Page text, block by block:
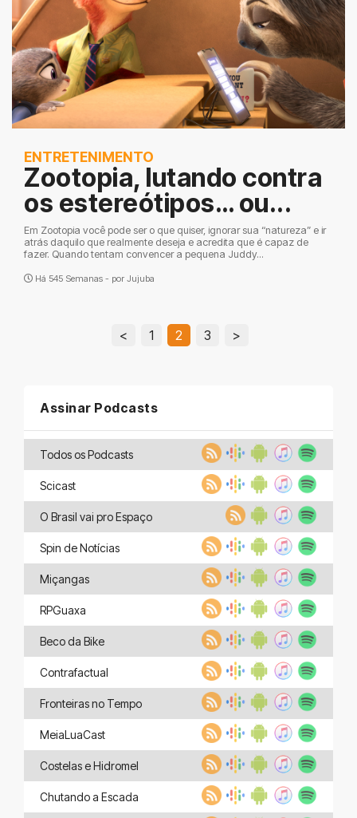
ENTRETENIMENTO
Zootopia, lutando contra
os estereótipos… ou...
Em Zootopia você pode ser o que quiser, ignorar sua “natureza” e ir
atrás daquilo que realmente deseja e acredita que é capaz de
fazer. Quando tentam convencer a pequena Juddy...
Há 545 Semanas - por Jujuba
< 1 2 3 >
Assinar Podcasts
Todos os Podcasts
Scicast
O Brasil vai pro Espaço
Spin de Notícias
Miçangas
RPGuaxa
Beco da Bike
Contrafactual
Fronteiras no Tempo
MeiaLuaCast
Costelas e Hidromel
Chutando a Escada